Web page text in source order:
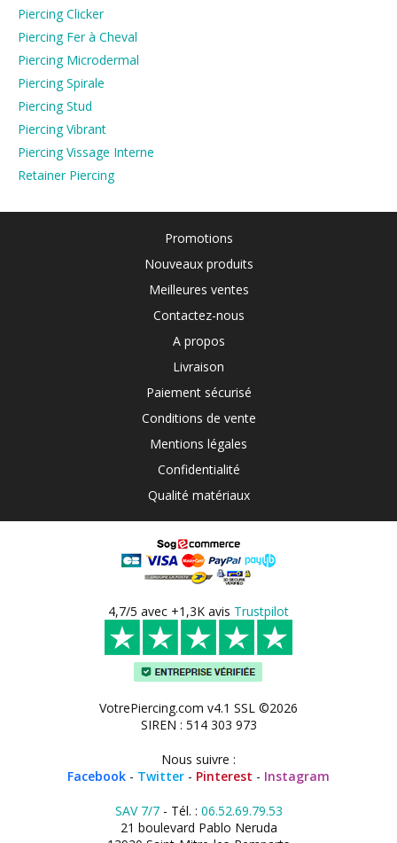
Piercing Clicker
Piercing Fer à Cheval
Piercing Microdermal
Piercing Spirale
Piercing Stud
Piercing Vibrant
Piercing Vissage Interne
Retainer Piercing
Promotions
Nouveaux produits
Meilleures ventes
Contactez-nous
A propos
Livraison
Paiement sécurisé
Conditions de vente
Mentions légales
Confidentialité
Qualité matériaux
4,7/5 avec +1,3K avis Trustpilot
VotrePiercing.com v4.1 SSL ©2026
SIREN : 514 303 973
Nous suivre :
Facebook - Twitter - Pinterest - Instagram
SAV 7/7- Tél. : 06.52.69.79.53
21 boulevard Pablo Neruda